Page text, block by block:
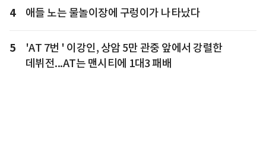
4 애들 노는 물놀이장에 구렁이가 나타났다
5
'AT 7번 ' 이강인, 상암 5만 관중 앞에서 강렬한
데뷔전...AT는 맨시티에 1대3 패배